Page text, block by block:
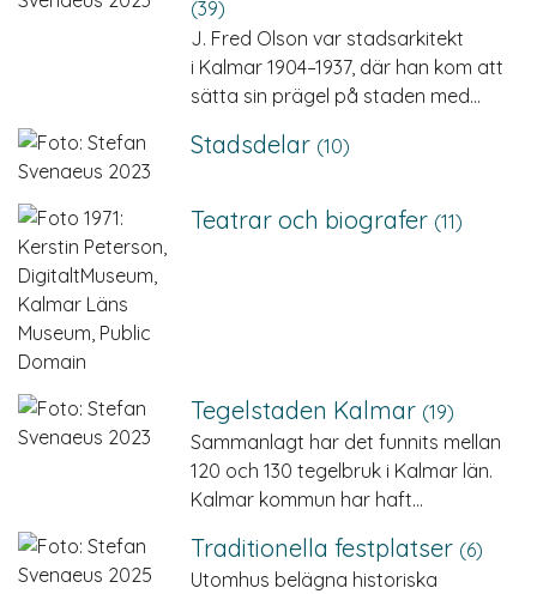
(39)
J. Fred Olson var stadsarkitekt
i Kalmar 1904–1937, där han kom att
sätta sin prägel på staden med…
Stadsdelar (10)
Teatrar och biografer (11)
Tegelstaden Kalmar (19)
Sammanlagt har det funnits mellan
120 och 130 tegelbruk i Kalmar län.
Kalmar kommun har haft…
Traditionella festplatser (6)
Utomhus belägna historiska